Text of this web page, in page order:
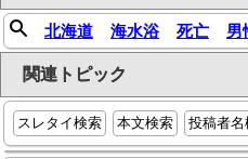
北海道 海水浴 死亡 男
関連トピック
スレタイ検索 本文検索 投稿者名